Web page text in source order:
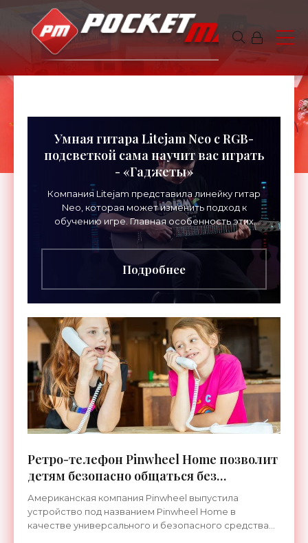
Умная гитара Litejam Neo с RGB-
подсветкой сама научит вас играть
- «Гаджеты»
Компания Litejam представила линейку гитар
Neo, которая может изменить подход к
обучению игре. Главная особенность этих
инструментов – встроенная RGB-подсветка
грифа. Светодиоды
Подробнее
Ретро-телефон Pinwheel Home позволит
детям безопасно общаться без
приложений и соцсетей - «Гаджеты»
Американская компания Pinwheel выпустила
устройство под названием Pinwheel Home в
качестве универсального и безопасного средства